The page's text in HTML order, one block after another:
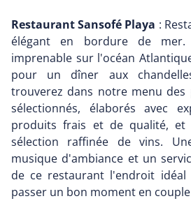
Restaurant Sansofé Playa :
élégant en bordure de
imprenable sur l'océan
pour un dîner aux
trouverez dans notre menu des
sélectionnés, élaborés avec
produits frais et de qualité, et
sélection raffinée de vins.
musique d'ambiance et un
de ce restaurant l'endroit
passer un bon moment en